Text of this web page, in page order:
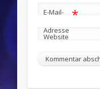
E-Mail-
Adresse
*
Website